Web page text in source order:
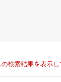
検索結果を表示し